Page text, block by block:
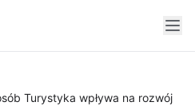
Turystyka wpływa na rozwój